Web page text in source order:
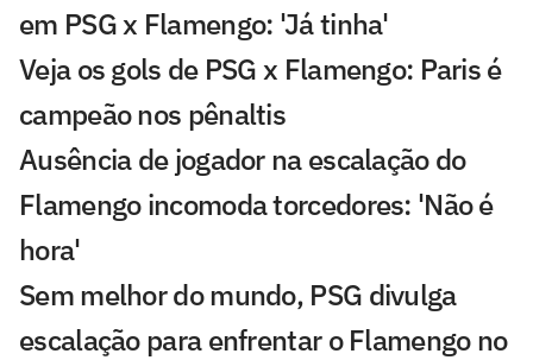
em PSG x Flamengo: 'Já tinha'
Veja os gols de PSG x Flamengo: Paris é
campeão nos pênaltis
Ausência de jogador na escalação do
Flamengo incomoda torcedores: 'Não é
hora'
Sem melhor do mundo, PSG divulga
escalação para enfrentar o Flamengo no